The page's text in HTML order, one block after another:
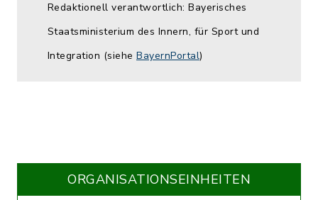
Redaktionell verantwortlich: Bayerisches
Staatsministerium des Innern, für Sport und
Integration (siehe BayernPortal)
ORGANISATIONS­EINHEITEN